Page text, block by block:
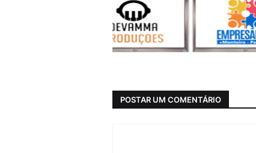
POSTAR UM COMENTÁRIO